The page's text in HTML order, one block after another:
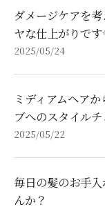
ダメージケアを
ヤな仕上がりです
2025/05/24
ミディアムヘア
ブへのスタイル
2025/05/22
毎日の髪のお手
んか？